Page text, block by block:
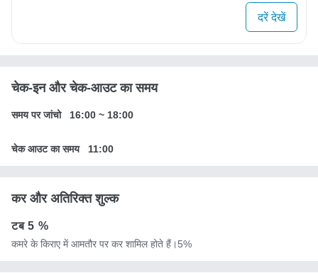
दरें देखें
चेक-इन और चेक-आउट का समय
समय पर जांचो 16:00 ~ 18:00
चेक आउट का समय 11:00
कर और अतिरिक्त शुल्क
टब5 %
कमरे के किराए में आमतौर पर कर शामिल होते हैं।5%